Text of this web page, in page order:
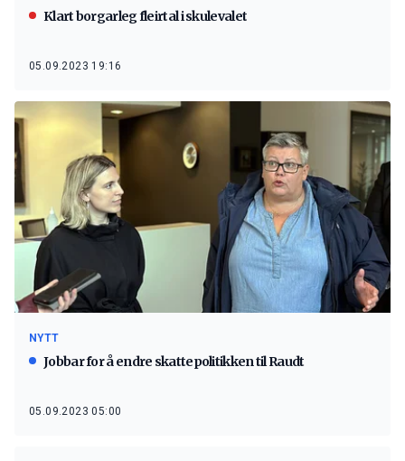
Klart borgarleg fleirtal i skulevalet
05.09.2023 19:16
NYTT
Jobbar for å endre skattepolitikken til Raudt
05.09.2023 05:00